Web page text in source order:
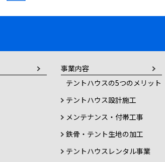
事業内容
テントハウスの5つのメリット
テントハウス設計施工
メンテナンス・付帯工事
鉄骨・テント生地の加工
テントハウスレンタル事業